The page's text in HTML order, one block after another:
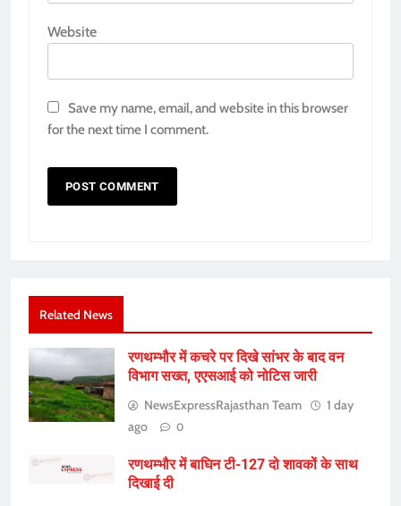
Website
Save my name, email, and website in this browser
for the next time I comment.
Related News
रणथम्भौर में कचरे पर दिखे सांभर के बाद वन
विभाग सख्त, एएसआई को नोटिस जारी
NewsExpressRajasthan Team
1 day
ago
0
रणथम्भौर में बाघिन टी-127 दो शावकों के साथ
दिखाई दी